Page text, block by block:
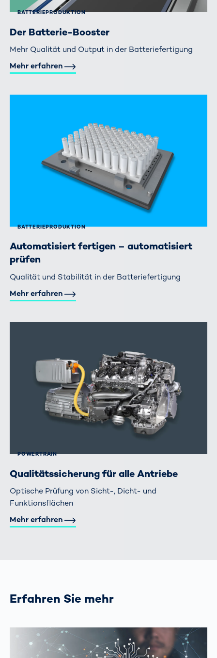
BATTERIE­PRODUKTION
Der Batterie-Booster
Mehr Qualität und Output in der Batteriefertigung
Mehr erfahren
BATTERIE­PRODUKTION
Automatisiert fertigen – automatisiert
prüfen
Qualität und Stabilität in der Batteriefertigung
Mehr erfahren
POWERTRAIN
Qualitätssicherung für alle Antriebe
Optische Prüfung von Sicht-, Dicht- und
Funktionsflächen
Mehr erfahren
Erfahren Sie mehr